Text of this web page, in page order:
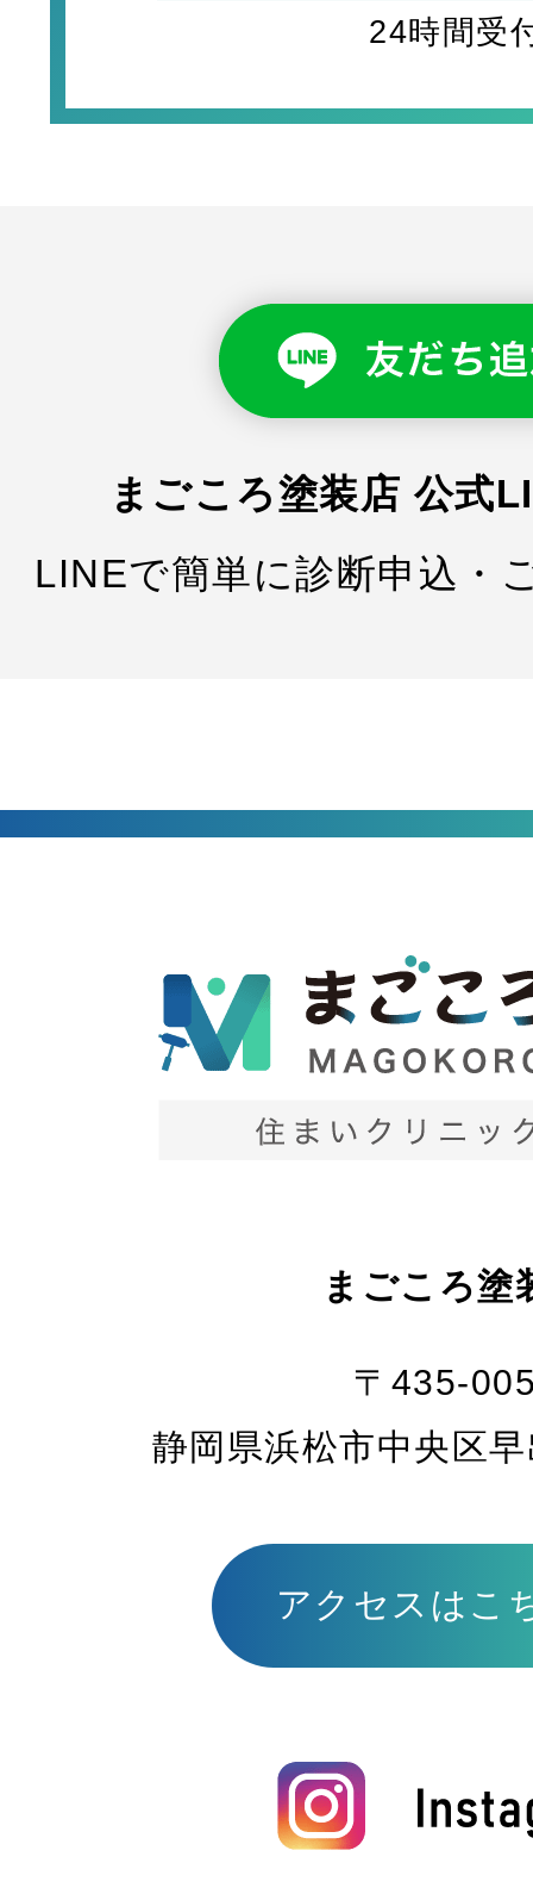
24時間受
まごころ塗装店 公式
LINEで簡単に診断申込・
まごころ塗
〒435-
静岡県浜松市中央区
アクセスはこ